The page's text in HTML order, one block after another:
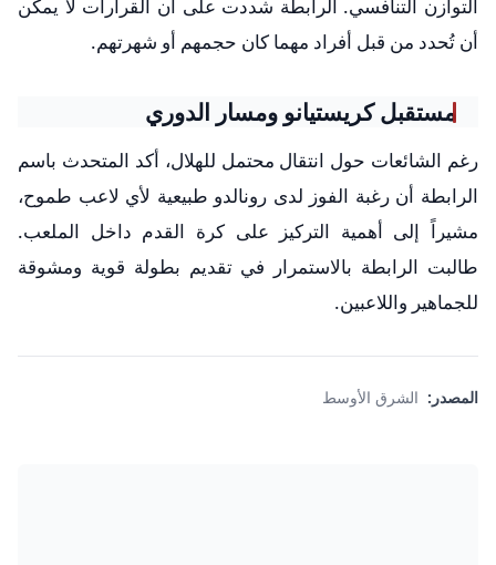
التوازن التنافسي. الرابطة شددت على أن القرارات لا يمكن
أن تُحدد من قبل أفراد مهما كان حجمهم أو شهرتهم.
مستقبل كريستيانو ومسار الدوري
رغم الشائعات حول انتقال محتمل للهلال، أكد المتحدث باسم
الرابطة أن رغبة الفوز لدى رونالدو طبيعية لأي لاعب طموح،
مشيراً إلى أهمية التركيز على كرة القدم داخل الملعب.
طالبت الرابطة بالاستمرار في تقديم بطولة قوية ومشوقة
للجماهير واللاعبين.
المصدر: الشرق الأوسط